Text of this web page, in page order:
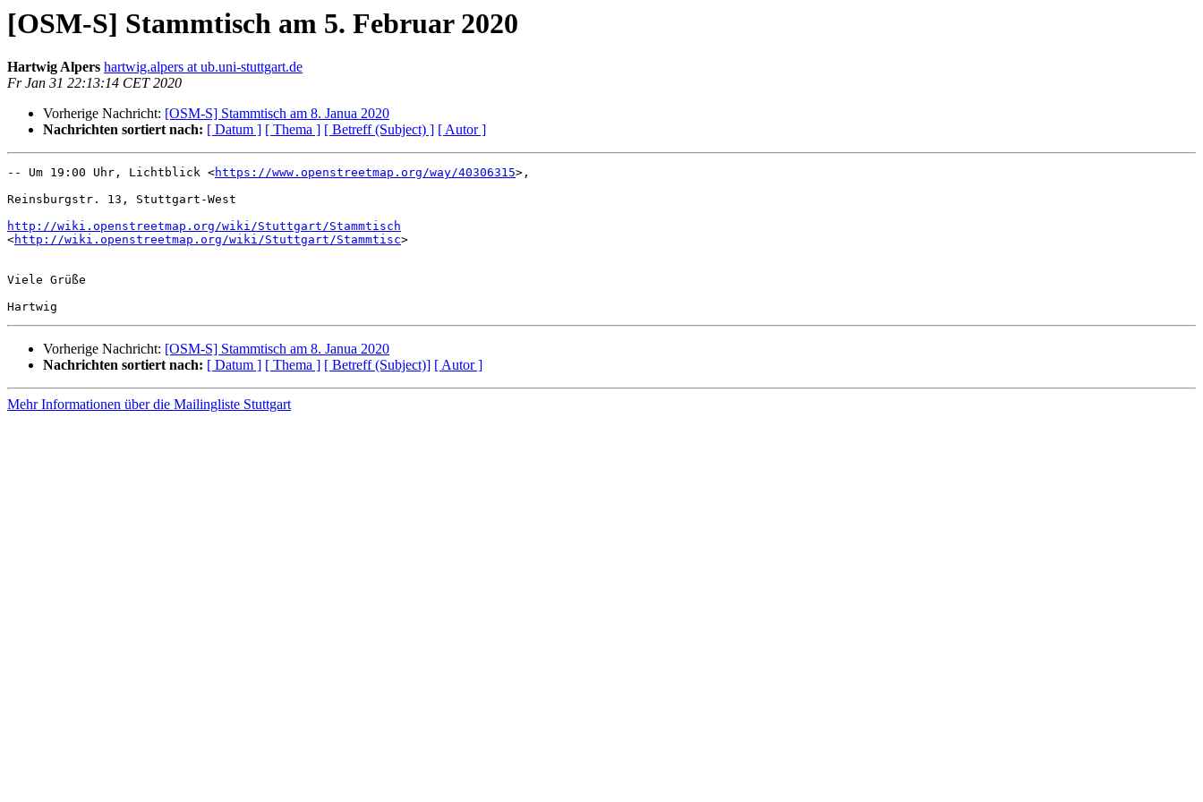
[OSM-S] Stammtisch am 5. Februar 2020
Hartwig Alpers hartwig.alpers at ub.uni-stuttgart.de
Fr Jan 31 22:13:14 CET 2020
Vorherige Nachricht: [OSM-S] Stammtisch am 8. Janua 2020
Nachrichten sortiert nach: [ Datum ] [ Thema ] [ Betreff (Subject) ] [ Autor ]
-- Um 19:00 Uhr, Lichtblick <https://www.openstreetmap.org/way/40306315>,
Reinsburgstr. 13, Stuttgart-West
http://wiki.openstreetmap.org/wiki/Stuttgart/Stammtisch
<http://wiki.openstreetmap.org/wiki/Stuttgart/Stammtisc>
Viele Grüße
Vorherige Nachricht: [OSM-S] Stammtisch am 8. Janua 2020
Nachrichten sortiert nach: [ Datum ] [ Thema ] [ Betreff (Subject)] [ Autor ]
Mehr Informationen über die Mailingliste Stuttgart